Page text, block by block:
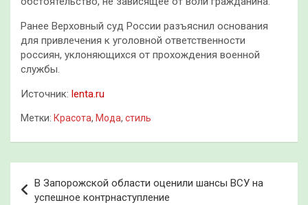
Ранее Верховный суд России разъяснил основания
для привлечения к уголовной ответственности
россиян, уклоняющихся от прохождения военной
службы.
Источник: lenta.ru
Метки: Красота, Мода, стиль
по
В Запорожской области оценили шансы ВСУ на
успешное контрнаступление